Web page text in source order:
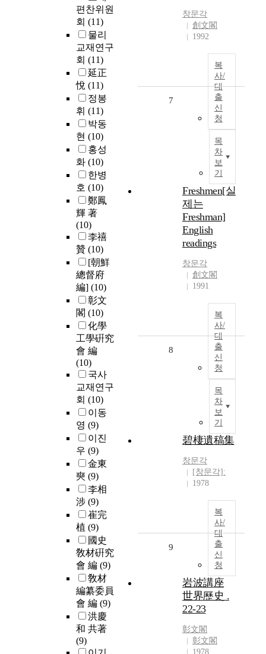
편찬위원
회 (11)
물리
교재연구
회 (11)
延正
悅 (11)
정봉
휘 (11)
박동
현 (10)
홍성
화 (10)
한병
호 (10)
鄭鳳
輝 著
(10)
李禧
贊 (10)
[朝鮮
總督府
編] (10)
彰文
閣 (10)
化學
工學硏究
會 編
(10)
국사
교재연구
회 (10)
이동
영 (9)
이진
우 (9)
金東
奭 (9)
李相
涉 (9)
崔完
植 (9)
國史
敎材硏究
會 編 (9)
敎材
編纂委員
會 編 (9)
洪慶
和 共著
(9)
창문각
創文閣
1992
복
사/
대
출
신
청
목
차
보
기
7
Freshmen[실
제는
Freshman]
English
readings
창문각
創文閣
1991
복
사/
대
출
신
청
목
차
보
기
8
碧棲遺稿集
창문각
[창문각]:
1978
복
사/
대
출
신
청
9
岩波講座
世界歷史 .
22-23
彰文閣
彰文閣
1978